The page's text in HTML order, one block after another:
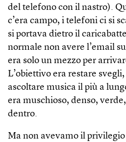
del telefono con il nastro).
c’era campo, i telefoni ci si
si portava dietro il
normale non avere l’email
era solo un mezzo per
L’obiettivo era restare
ascoltare musica il più a
era muschioso, denso,
dentro.
Ma non avevamo il